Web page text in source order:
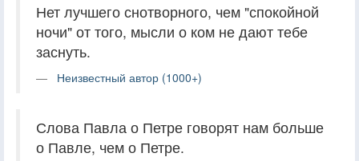
Нет лучшего снотворного, чем "спокойной
ночи" от того, мысли о ком не дают тебе
заснуть.
Неизвестный автор (1000+)
Слова Павла о Петре говорят нам больше
о Павле, чем о Петре.